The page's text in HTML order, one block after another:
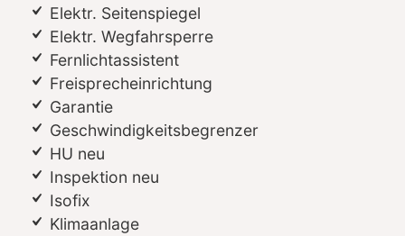
Elektr. Seitenspiegel
Elektr. Wegfahrsperre
Fernlichtassistent
Freisprecheinrichtung
Garantie
Geschwindigkeitsbegrenzer
HU neu
Inspektion neu
Isofix
Klimaanlage